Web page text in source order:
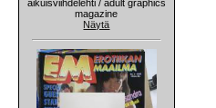
aikuisviihdelehti / adult graphics
magazine
Näytä